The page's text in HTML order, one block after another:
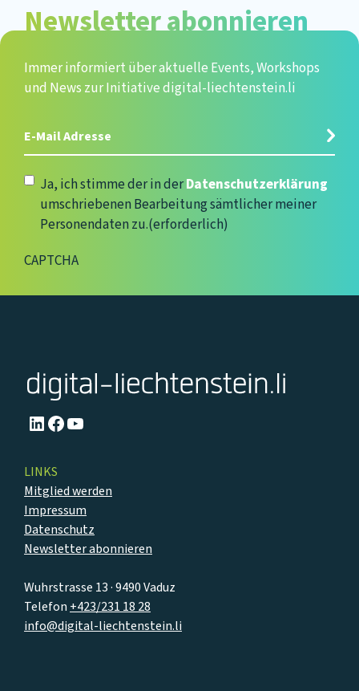
Newsletter abonnieren
Immer informiert über aktuelle Events, Workshops
und News zur Initiative digital-liechtenstein.li
E-
Datenschutzerklärung(erforderlich)
Ja, ich stimme der in derDatenschutzerklärung
umschriebenen Bearbeitung sämtlicher meiner
Personendaten zu.(erforderlich)
CAPTCHA
LinkedIn
Facebook
YouTube
Wuhrstrasse 13 · 9490 Vaduz
Telefon +423/231 18 28
info@digital-liechtenstein.li
LINKS
Mitglied werden
Impressum
Datenschutz
Newsletter abonnieren